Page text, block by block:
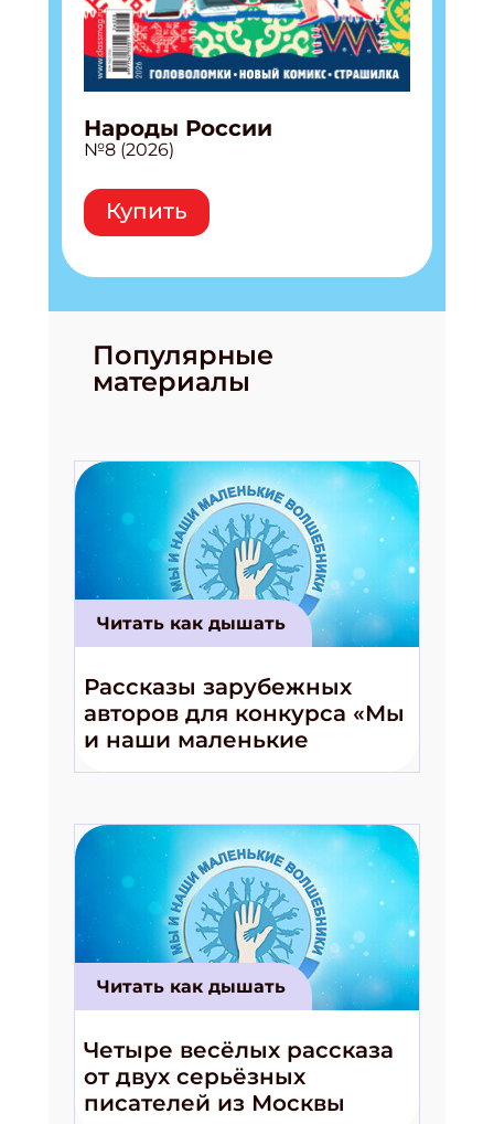
Народы России
№8 (2026)
Купить
Популярные
материалы
Читать как дышать
Рассказы зарубежных
авторов для конкурса «Мы
и наши маленькие
волшебники!»
Читать как дышать
Четыре весёлых рассказа
от двух серьёзных
писателей из Москвы